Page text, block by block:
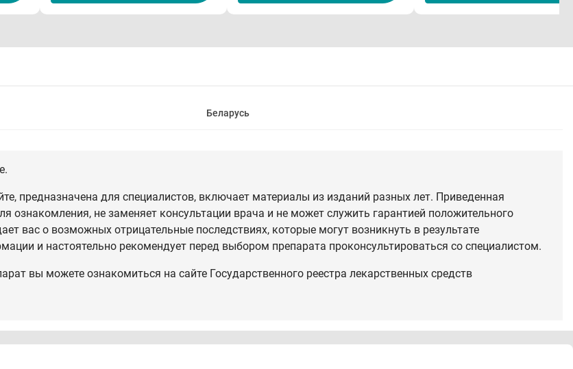
Беларусь
предназначена для специалистов, включает материалы из изданий разных лет. Приведенная
не заменяет консультации врача и не может служить гарантией положительного
вас о возможных отрицательные последствиях, которые могут возникнуть в результате
и настоятельно рекомендует перед выбором препарата проконсультироваться со специалистом.
вы можете ознакомиться на сайте Государственного реестра лекарственных средств